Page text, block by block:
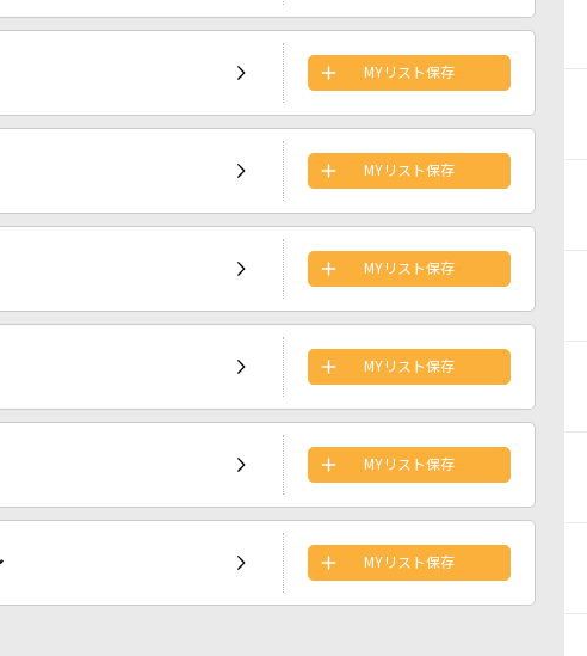
MYリスト保存
MYリスト保存
MYリスト保存
MYリスト保存
MYリスト保存
MYリスト保存